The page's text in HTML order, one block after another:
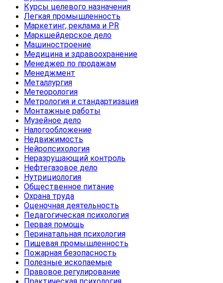
Курсы целевого назначения
Легкая промышленность
Маркетинг, реклама и PR
Маркшейдерское дело
Машиностроение
Медицина и здравоохранение
Менеджер по продажам
Менеджмент
Металлургия
Метеорология
Метрология и стандартизация
Монтажные работы
Музейное дело
Налогообложение
Недвижимость
Нейропсихология
Неразрушающий контроль
Нефтегазовое дело
Нутрициология
Общественное питание
Охрана труда
Оценочная деятельность
Педагогическая психология
Первая помощь
Перинатальная психология
Пищевая промышленность
Пожарная безопасность
Полезные ископаемые
Правовое регулирование